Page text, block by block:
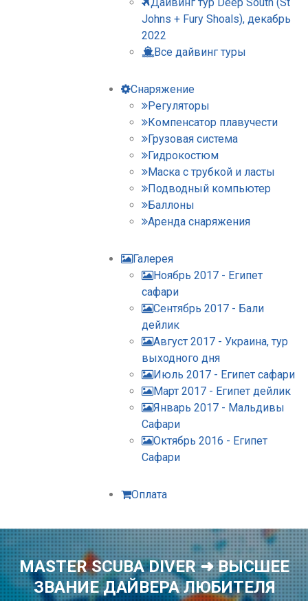
Johns + Fury Shoals), декабрь
2022
Все дайвинг туры
Снаряжение
Регуляторы
Компенсатор плавучести
Грузовая система
Гидрокостюм
Маска с трубкой и ласты
Подводный компьютер
Баллоны
Аренда снаряжения
Галерея
Ноябрь 2017 - Египет
сафари
Сентябрь 2017 - Бали
дейлик
Август 2017 - Украина, тур
выходного дня
Июль 2017 - Египет сафари
Март 2017 - Египет дейлик
Январь 2017 - Мальдивы
Сафари
Октябрь 2016 - Египет
Сафари
Оплата
MASTER SCUBA DIVER ➜ ВЫСШЕЕ
ЗВАНИЕ ДАЙВЕРА ЛЮБИТЕЛЯ